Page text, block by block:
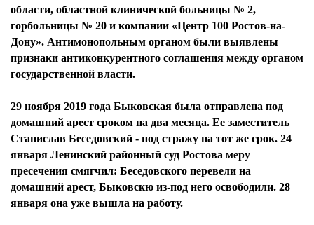
области, областной клинической больницы № 2,
горбольницы № 20 и компании «Центр 100 Ростов-на-
Дону». Антимонопольным органом были выявлены
признаки антиконкурентного соглашения между органом
государственной власти.
29 ноября 2019 года Быковская была отправлена под
домашний арест сроком на два месяца. Ее заместитель
Станислав Беседовский - под стражу на тот же срок. 24
января Ленинский районный суд Ростова меру
пресечения смягчил: Беседовского перевели на
домашний арест, Быковскю из-под него освободили. 28
января она уже вышла на работу.